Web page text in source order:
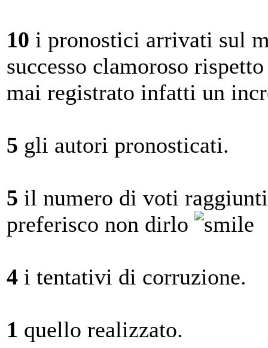
10 i pronostici arrivati sul
successo clamoroso
mai registrato infatti un
5 gli autori pronosticati.
5 il numero di voti
preferisco non dirlo
4 i tentativi di corruzione.
1 quello realizzato.